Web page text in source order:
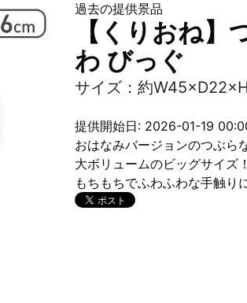
過去の提供景品
【くりおね
わ びっぐ
サイズ：約
提供開始日: 2026-01-19
おはなみバージョンのつぶら
大ボリュームのビッグサイズ！
もちもちでふわふわな手触り